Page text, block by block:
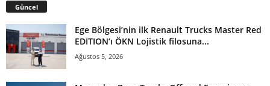
Güncel
Ege Bölgesi’nin ilk Renault Trucks Master Red
EDITION’ı ÖKN Lojistik filosuna...
Ağustos 5, 2026